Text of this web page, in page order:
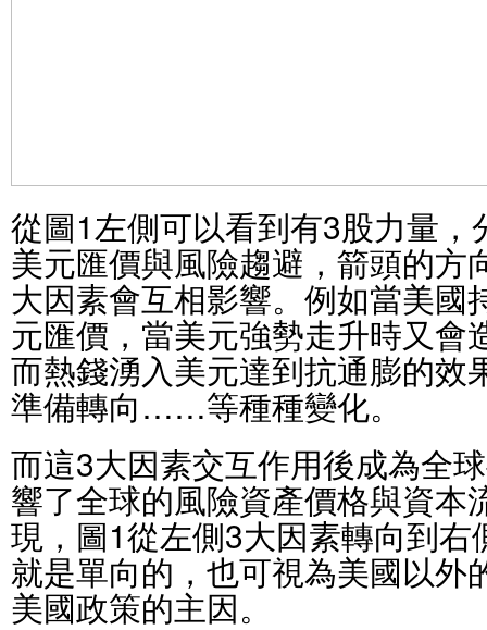
從圖1左側可以看到有3股力量
美元匯價與風險趨避，箭頭的方
大因素會互相影響。例如當美國
元匯價，當美元強勢走升時又會
而熱錢湧入美元達到抗通膨的效
準備轉向……等種種變化。
而這3大因素交互作用後成為全
響了全球的風險資產價格與資本
現，圖1從左側3大因素轉向到
就是單向的，也可視為美國以外
美國政策的主因。